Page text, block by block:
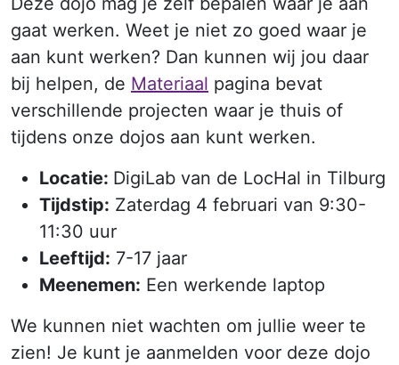
gaat werken. Weet je niet zo goed waar je
aan kunt werken? Dan kunnen wij jou daar
bij helpen, de Materiaal pagina bevat
verschillende projecten waar je thuis of
tijdens onze dojos aan kunt werken.
Locatie: DigiLab van de LocHal in Tilburg
Tijdstip: Zaterdag 4 februari van 9:30-
11:30 uur
Leeftijd: 7-17 jaar
Meenemen: Een werkende laptop
We kunnen niet wachten om jullie weer te
zien! Je kunt je aanmelden voor deze dojo